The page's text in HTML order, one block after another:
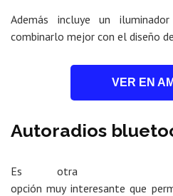
Además incluye un
combinarlo mejor con el diseño
VER EN
Autoradios
Es otra
opción muy interesante que